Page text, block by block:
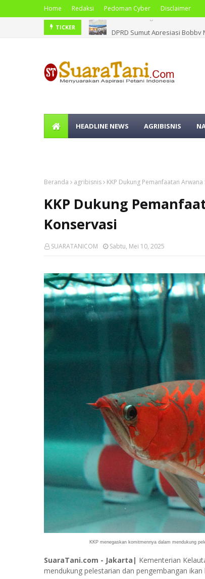
Home Redaksi Pedoman Cyber Disclaimer
TICKER DPRD Sumut Apresiasi
HEADLINE NEWS AGRIBISNIS
Beranda agribisnis KKP Dukung Pemanfaatan
KKP Dukung
Konservasi
SUARATANICOM Sabtu, Mei 10, 2025
KKP menegaskan komitmennya dalam mendukung
SuaraTani.com - Jakarta| Kementerian
mendukung pelestarian dan pengembangan